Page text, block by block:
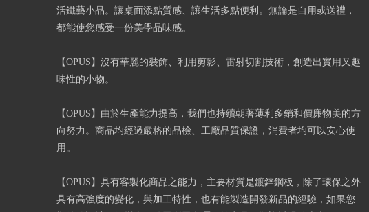
活鐵藝小品。讓桌面添點質感、讓生活多點便利。無論是自用或送禮，
都能使您感受一份美學品味感。
【OPUS】沒有華麗的裝飾、利用剪影、雷射切割技術，創造出實用又趣
味性的小物。
【OPUS】由於生產能力提高，我們也持續朝著薄利多銷和價廉物美的方
向努力。商品均經過嚴格的品檢、工廠品質保證，消費者均可以安心使
用。
【OPUS】具有客製化商品之能力，主要材質是鍍鋅鋼板，除了環保之外
具有高強度的變化，與加工特性，也有能製造開發新品的經驗，如果您